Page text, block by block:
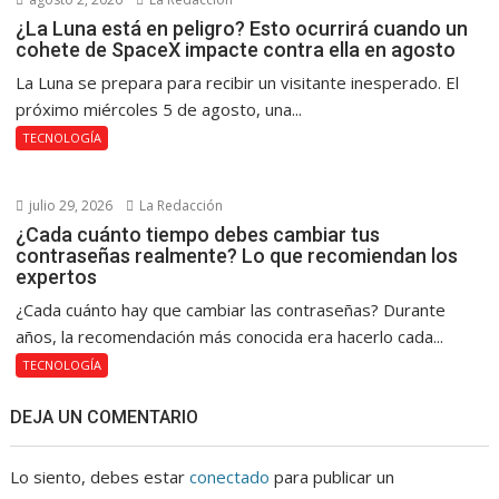
¿La Luna está en peligro? Esto ocurrirá cuando un
cohete de SpaceX impacte contra ella en agosto
La Luna se prepara para recibir un visitante inesperado. El
próximo miércoles 5 de agosto, una...
TECNOLOGÍA
julio 29, 2026 La Redacción
¿Cada cuánto tiempo debes cambiar tus
contraseñas realmente? Lo que recomiendan los
expertos
¿Cada cuánto hay que cambiar las contraseñas? Durante
años, la recomendación más conocida era hacerlo cada...
TECNOLOGÍA
DEJA UN COMENTARIO
Lo siento, debes estarconectado para publicar un